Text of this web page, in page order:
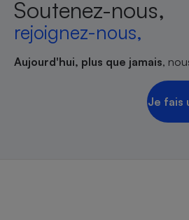
Soutenez-nous,
rejoignez-nous,
Aujourd'hui, plus que jamais,
Je fais